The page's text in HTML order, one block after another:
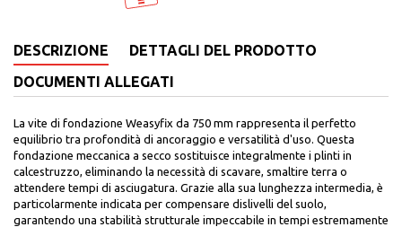
DESCRIZIONE
DETTAGLI DEL PRODOTTO
DOCUMENTI ALLEGATI
La vite di fondazione Weasyfix da 750 mm rappresenta il perfetto
equilibrio tra profondità di ancoraggio e versatilità d'uso. Questa
fondazione meccanica a secco sostituisce integralmente i plinti in
calcestruzzo, eliminando la necessità di scavare, smaltire terra o
attendere tempi di asciugatura. Grazie alla sua lunghezza intermedia, è
particolarmente indicata per compensare dislivelli del suolo,
garantendo una stabilità strutturale impeccabile in tempi estremamente